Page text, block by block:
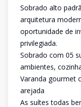
Sobrado alto
arquitetura
oportunidade de
privilegiada.
Sobrado com 05
ambientes,
Varanda gourmet
arejada
As suítes todas